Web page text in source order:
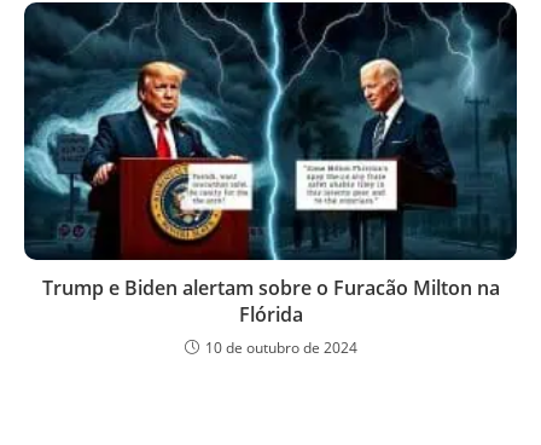
Trump e Biden alertam sobre o Furacão Milton na
Flórida
10 de outubro de 2024